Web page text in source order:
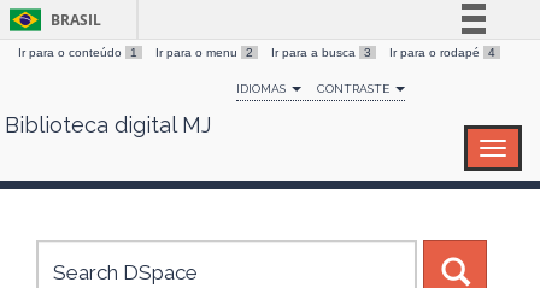
Skip
BRASIL
Simplifique!
Comunica BR
Canais
Ir para o conteúdo 1 Ir para o menu 2 Ir para a busca 3 Ir para o rodapé 4
IDIOMAS CONTRASTE
Biblioteca digital MJ